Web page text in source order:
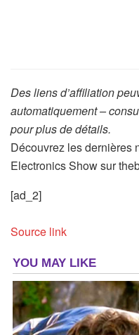
Des liens d’affiliation
automatiquement –
pour plus de détails.
Découvrez les dernières
Electronics Show sur
[ad_2]
Source link